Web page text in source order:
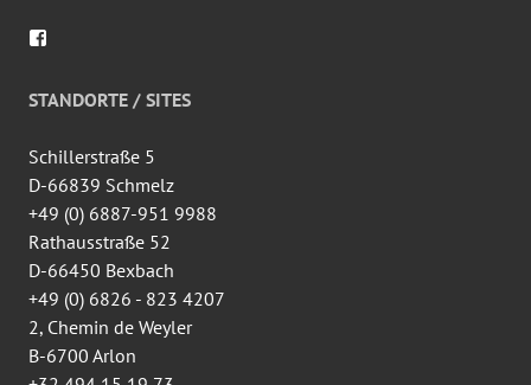
de
wingtsun.arlon
Facebook
STANDORTE / SITES
Schillerstraße 5
D-66839 Schmelz
+49 (0) 6887-951 9988
Rathausstraße 52
D-66450 Bexbach
+49 (0) 6826 - 823 4207
2, Chemin de Weyler
B-6700 Arlon